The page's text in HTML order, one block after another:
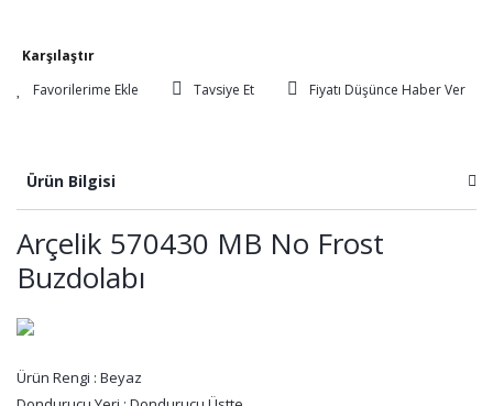
Karşılaştır
Tavsiye Et
Fiyatı Düşünce Haber Ver
Ürün Bilgisi
Arçelik 570430 MB No Frost
Buzdolabı
Ürün Rengi : Beyaz